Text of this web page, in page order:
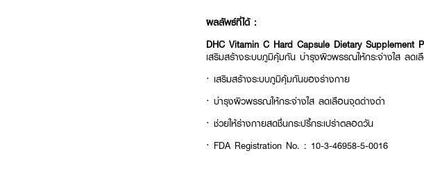
ผลลัพธ์ที่ได้ :
DHC Vitamin C Hard Capsule Dietary Supplement
เสริมสร้างระบบภูมิคุ้มกัน บำรุงผิวพรรณให้กระจ่างใส ลดเ
· เสริมสร้างระบบภูมิคุ้มกันของร่างกาย
· บำรุงผิวพรรณให้กระจ่างใส ลดเลือนจุดด่างดำ
· ช่วยให้ร่างกายสดชื่นกระปรี้กระเปร่าตลอดวัน
· FDA Registration No. : 10-3-46958-5-0016